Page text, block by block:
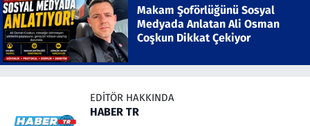
Makam Şoförlüğünü Sosyal
Medyada Anlatan Ali Osman
Coşkun Dikkat Çekiyor
EDITÖR HAKKINDA
HABER TR